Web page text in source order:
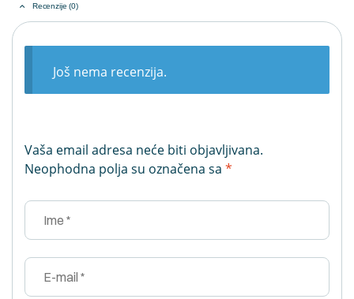
Recenzije (0)
Još nema recenzija.
Vaša email adresa neće biti objavljivana.
Neophodna polja su označena sa *